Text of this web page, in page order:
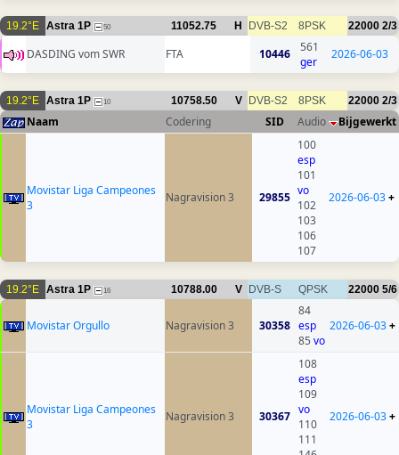
19.2°E Astra 1P 50 11052.75 H DVB-S2 8PSK 22000 2/3
DASDING vom SWR FTA 10446
561
ger
2026-06-03
19.2°E Astra 1P 10 10758.50 V DVB-S2 8PSK 22000 2/3
Naam Codering SID Audio Bijgewerkt
Movistar Liga Campeones
3
Nagravision 3 29855
100
esp
101
vo
102
103
106
107
2026-06-03+
19.2°E Astra 1P 16 10788.00 V DVB-S QPSK 22000 5/6
Movistar Orgullo Nagravision 3 30358
84
esp
85 vo
2026-06-03+
Movistar Liga Campeones
3
Nagravision 3 30367
108
esp
109
vo
110
111
2026-06-03+